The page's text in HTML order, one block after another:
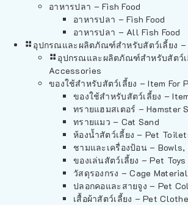
อาหารปลา – Fish Food
อาหารปลา – Fish Food
อาหารปลา – All Fish Food
อุปกรณและผลิตภัณฑ์สำหรับสัตว์เลี้ยง –
อุปกรณและผลิตภัณฑ์สำหรับสัตว์เ
Accessories
ของใช้สำหรับสัตว์เลี้ยง – Item For
ของใช้สำหรับสัตว์เลี้ยง –
ทรายแฮมสเตอร์ – Hamster
ทรายแมว – Cat Sand
ห้องน้ำสัตว์เลี้ยง – Pet
ชามและเครื่องป้อน – Bowls,
ของเล่นสัตว์เลี้ยง – Pet Toys
วัสดุรองกรง – Cage
ปลอกคอและสายจูง – Pet
เสื้อผ้าสัตว์เลี้ยง – Pet